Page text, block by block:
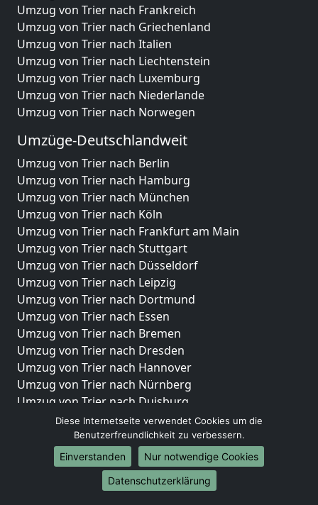
Umzug von Trier nach Frankreich
Umzug von Trier nach Griechenland
Umzug von Trier nach Italien
Umzug von Trier nach Liechtenstein
Umzug von Trier nach Luxemburg
Umzug von Trier nach Niederlande
Umzug von Trier nach Norwegen
Umzüge-Deutschlandweit
Umzug von Trier nach Berlin
Umzug von Trier nach Hamburg
Umzug von Trier nach München
Umzug von Trier nach Köln
Umzug von Trier nach Frankfurt am Main
Umzug von Trier nach Stuttgart
Umzug von Trier nach Düsseldorf
Umzug von Trier nach Leipzig
Umzug von Trier nach Dortmund
Umzug von Trier nach Essen
Umzug von Trier nach Bremen
Umzug von Trier nach Dresden
Umzug von Trier nach Hannover
Umzug von Trier nach Nürnberg
Umzug von Trier nach Duisburg
Umzug von Trier nach Bochum
Umzug von Trier nach Wuppertal
Umzug von Trier nach Bielefeld
Umzug von Trier nach Bonn
Umzug von Trier nach Münster
Diese Internetseite verwendet Cookies um die
Benutzerfreundlichkeit zu verbessern.
Einverstanden
Nur notwendige Cookies
Datenschutzerklärung